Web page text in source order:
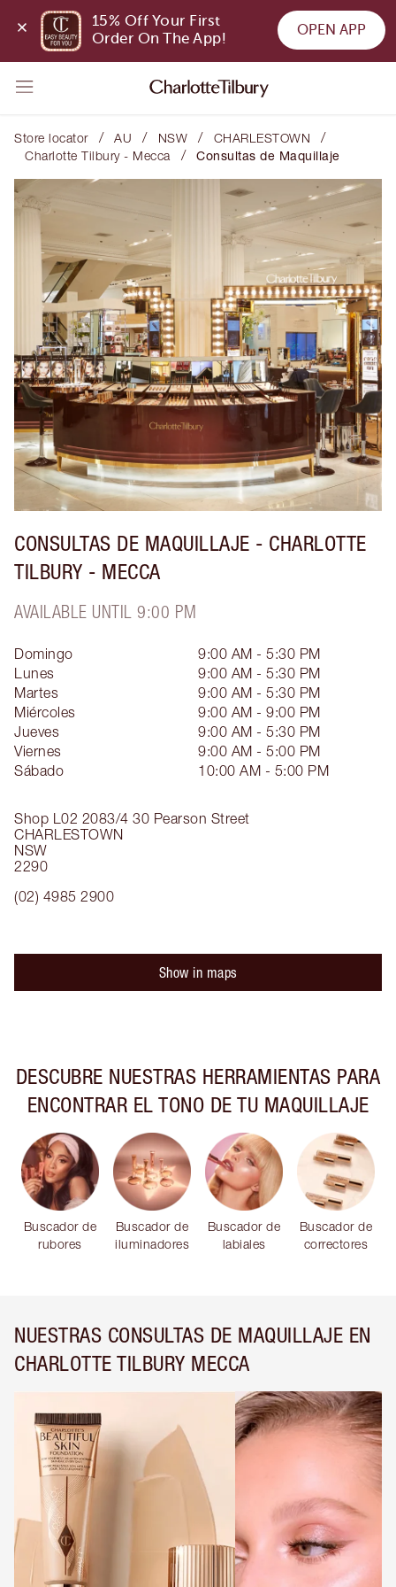
15% Off Your First
Order On The App!
OPEN APP
Store locator / AU / NSW / CHARLESTOWN /
Charlotte Tilbury - Mecca / Consultas de Maquillaje
CONSULTAS DE MAQUILLAJE - CHARLOTTE
TILBURY - MECCA
AVAILABLE UNTIL 9:00 PM
Shop L02 2083/4 30 Pearson Street
CHARLESTOWN
NSW
2290
(02) 4985 2900
Domingo
9:00 AM - 5:30 PM
Lunes
9:00 AM - 5:30 PM
Martes
9:00 AM - 5:30 PM
Miércoles
9:00 AM - 9:00 PM
Jueves
9:00 AM - 5:30 PM
Viernes
9:00 AM - 5:00 PM
Sábado
10:00 AM - 5:00 PM
Show in maps
DESCUBRE NUESTRAS HERRAMIENTAS PARA
ENCONTRAR EL TONO DE TU MAQUILLAJE
Buscador de
rubores
Buscador de
iluminadores
Buscador de
labiales
Buscador de
correctores
NUESTRAS CONSULTAS DE MAQUILLAJE EN
CHARLOTTE TILBURY MECCA